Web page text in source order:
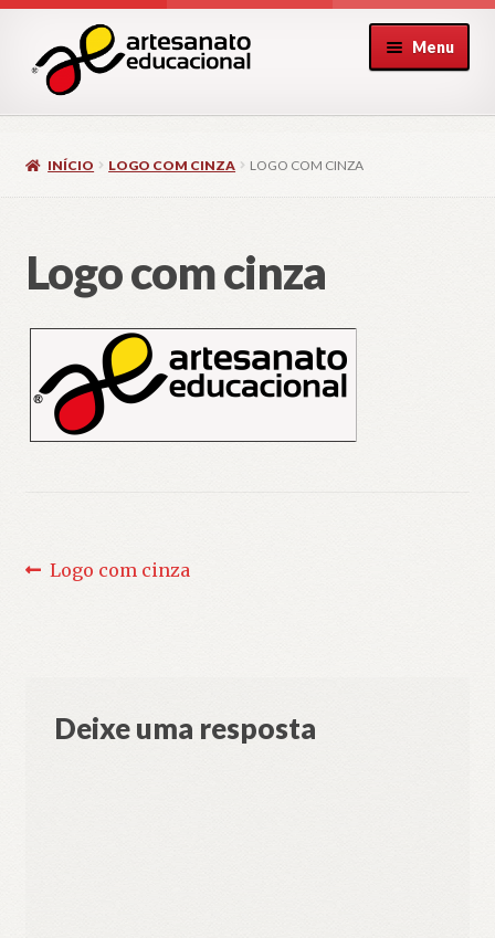
para
navegação
para
conteúdo
Menu
INÍCIO LOGO COM CINZA LOGO COM CINZA
Logo com cinza
Navegação
Post
Logo com cinza
Deixe uma resposta